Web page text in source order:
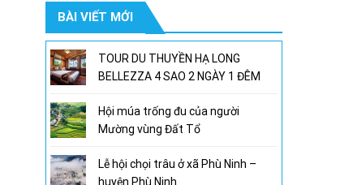
800,000₫.
BÀI VIẾT MỚI
TOUR DU THUYỀN HẠ LONG
BELLEZZA 4 SAO 2 NGÀY 1 ĐÊM
Hội múa trống đu của người
Mường vùng Đất Tổ
Lễ hội chọi trâu ở xã Phù Ninh –
huyện Phù Ninh